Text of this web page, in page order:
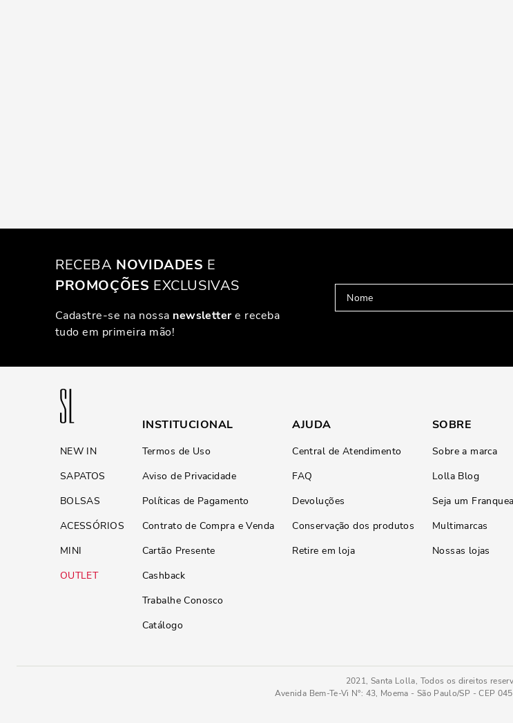
RECEBA NOVIDADES E
PROMOÇÕES EXCLUSIVAS
Cadastre-se na nossa newslettere receba
tudo em primeira mão!
NEW IN
SAPATOS
BOLSAS
ACESSÓRIOS
MINI
OUTLET
INSTITUCIONAL
Termos de Uso
Aviso de Privacidade
Políticas de Pagamento
Contrato de Compra e Venda
Cartão Presente
Cashback
Trabalhe Conosco
Catálogo
AJUDA
Central de Atendimento
FAQ
Devoluções
Conservação dos produtos
Retire em loja
SOBRE
Sobre a marca
Lolla Blog
Seja um
Multimarcas
Nossas lojas
2021, Santa Lolla, Todos os direitos
Avenida Bem-Te-Vi N°: 43, Moema - São Paulo/SP - CEP